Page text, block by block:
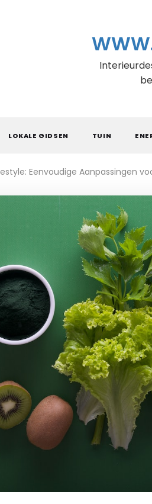
LOKALE GIDSEN TUIN
Eenvoudige Aanpassingen